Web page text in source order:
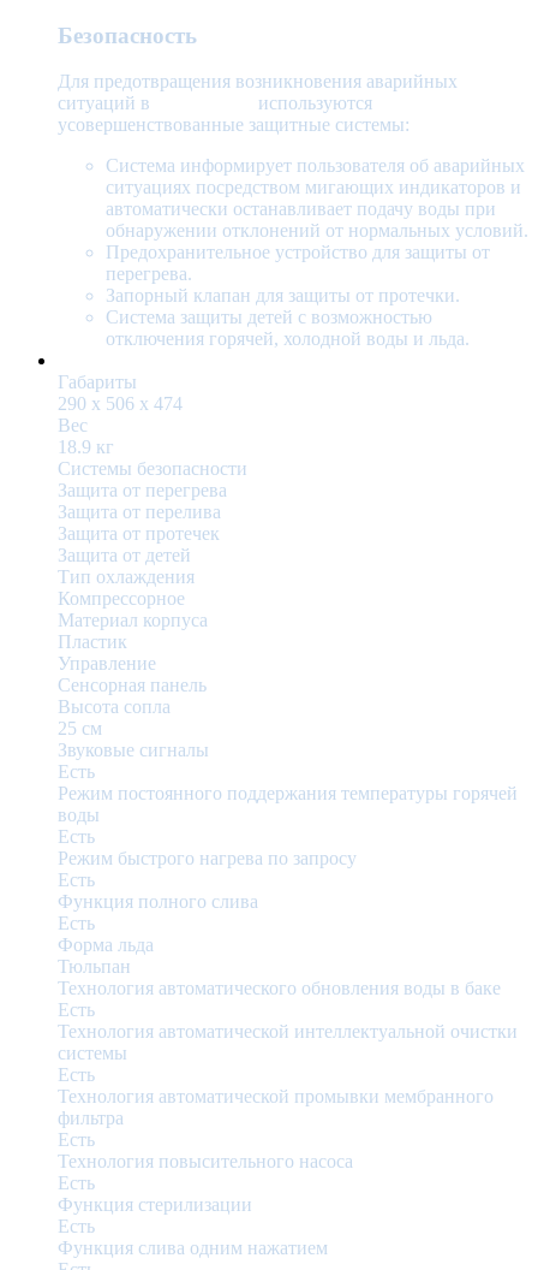
Безопасность
Для предотвращения возникновения аварийных
ситуаций в
используются
усовершенствованные защитные системы:
Система информирует пользователя об аварийных
ситуациях посредством мигающих индикаторов и
автоматически останавливает подачу воды при
обнаружении отклонений от нормальных условий.
Предохранительное устройство для защиты от
перегрева.
Запорный клапан для защиты от протечки.
Система защиты детей с возможностью
отключения горячей, холодной воды и льда.
Габариты
290 x 506 x 474
Вес
18.9 кг
Системы безопасности
Защита от перегрева
Защита от перелива
Защита от протечек
Защита от детей
Тип охлаждения
Компрессорное
Материал корпуса
Пластик
Управление
Сенсорная панель
Высота сопла
25 см
Звуковые сигналы
Есть
Режим постоянного поддержания температуры горячей
воды
Есть
Режим быстрого нагрева по запросу
Есть
Функция полного слива
Есть
Форма льда
Тюльпан
Технология автоматического обновления воды в баке
Есть
Технология автоматической интеллектуальной очистки
системы
Есть
Технология автоматической промывки мембранного
фильтра
Есть
Технология повысительного насоса
Есть
Функция стерилизации
Есть
Функция слива одним нажатием